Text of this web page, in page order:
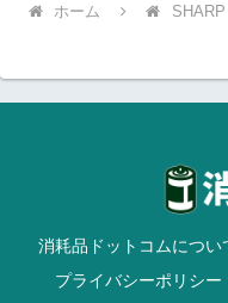
ホーム SHARP
消耗品ドットコムについ
プライバシーポリシー